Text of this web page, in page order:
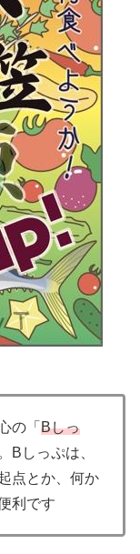
の「 Bしっ
Bしっぷは、
点とか、何か
利です